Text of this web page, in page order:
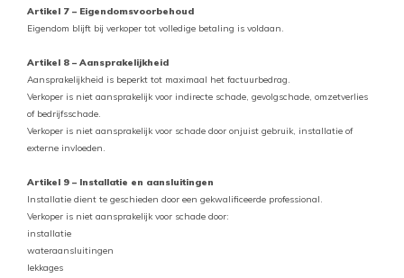
Artikel 7 – Eigendomsvoorbehoud
Eigendom blijft bij verkoper tot volledige betaling is voldaan.
Artikel 8 – Aansprakelijkheid
Aansprakelijkheid is beperkt tot maximaal het factuurbedrag.
Verkoper is niet aansprakelijk voor indirecte schade, gevolgschade, omzetverlies
of bedrijfsschade.
Verkoper is niet aansprakelijk voor schade door onjuist gebruik, installatie of
externe invloeden.
Artikel 9 – Installatie en aansluitingen
Installatie dient te geschieden door een gekwalificeerde professional.
Verkoper is niet aansprakelijk voor schade door:
installatie
wateraansluitingen
lekkages